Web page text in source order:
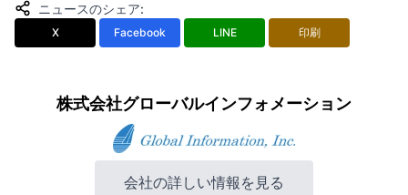
ニュースのシェア:
X Facebook LINE 印刷
株式会社グローバルインフォメーション
会社の詳しい情報を見る